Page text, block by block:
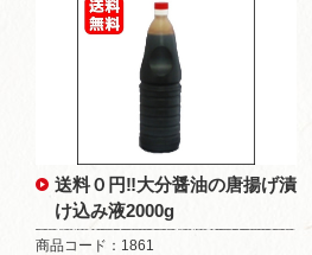
送料０円‼大分醤油の唐揚げ漬
け込み液2000g
商品コード：1861